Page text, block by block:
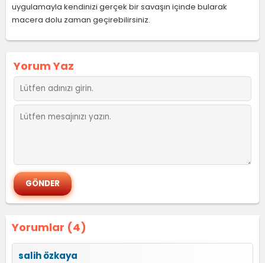
uygulamayla kendinizi gerçek bir savaşın içinde bularak
macera dolu zaman geçirebilirsiniz.
Yorumlar (4)
salih özkaya
Yorum Yaz